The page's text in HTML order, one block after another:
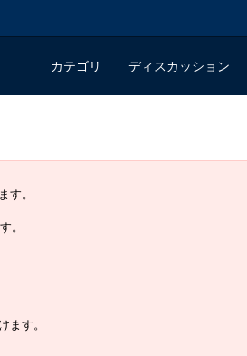
カテゴリ ディスカッション
す。
。
ます。